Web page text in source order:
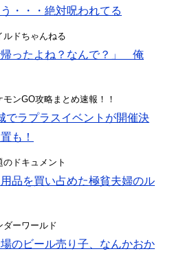
・・・絶対呪われてる
ルドちゃんねる
帰ったよね？なんで？」 俺
ンGO攻略まとめ速報！！
でラプラスイベントが開催決
も！
ドキュメント
用品を買い占めた極貧夫婦のル
ダーワールド
場のビール売り子、なんかおか